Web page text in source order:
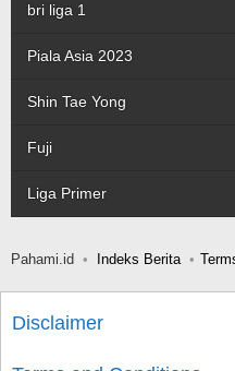
bri liga 1
Piala Asia 2023
Shin Tae Yong
Fuji
Liga Primer
Pahami.id Indeks Berita
Disclaimer